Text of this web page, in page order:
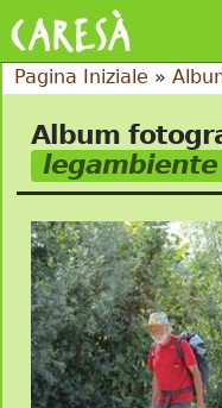
Pagina Iniziale »
Album
legambiente